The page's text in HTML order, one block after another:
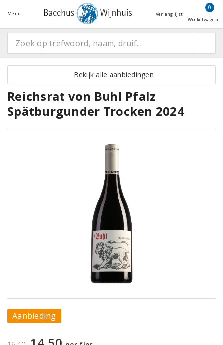
Menu Verlanglijst
0
Winkelwagen
Bekijk alle aanbiedingen
Reichsrat von Buhl Pfalz
Spätburgunder Trocken 2024
Aanbieding